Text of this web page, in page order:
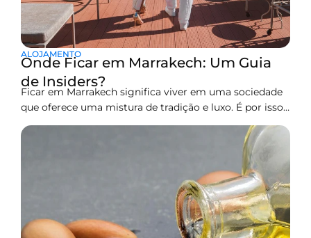
ALOJAMENTO
Onde Ficar em Marrakech: Um Guia
de Insiders?
Ficar em Marrakech significa viver em uma sociedade
que oferece uma mistura de tradição e luxo. É por isso
que a cidade está entre os melhores pontos turísticos
ao redor do poço. É um ótimo lugar para visitar. Você
pode reservar um riad tranquilo e um hotel boutique